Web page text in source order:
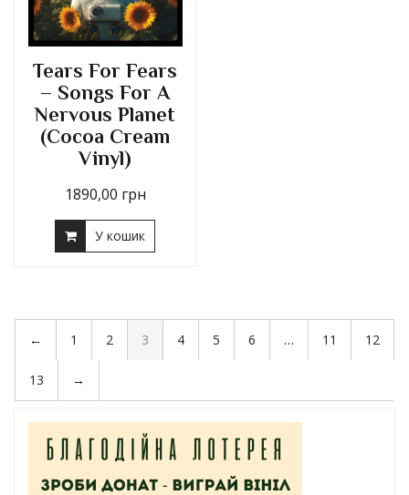
Tears For Fears
– Songs For A
Nervous Planet
(Cocoa Cream
Vinyl)
1890,00 грн
У кошик
← 1 2 3 4 5 6 … 11 12
13 →